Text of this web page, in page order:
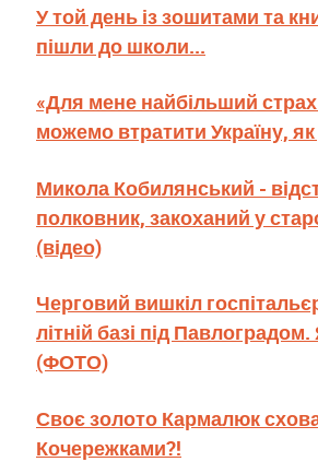
У той день із зошитами та
пішли до школи...
«Для мене найбільший
можемо втратити Україну,
Микола Кобилянський -
полковник, закоханий у
(відео)
Черговий вишкіл
літній базі під
(ФОТО)
Своє золото Кармалюк
Кочережками?!